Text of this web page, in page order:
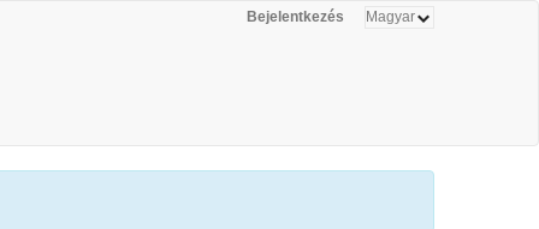
Bejelentkezés